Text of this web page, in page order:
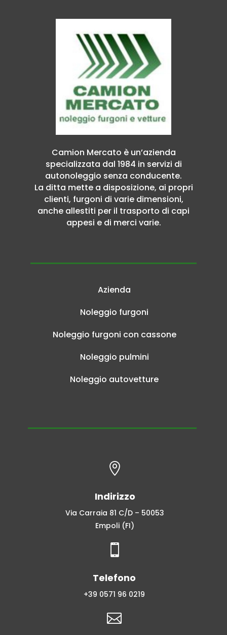
Camion Mercato è un’azienda
specializzata dal 1984 in servizi di
autonoleggio senza conducente.
La ditta mette a disposizione, ai propri
clienti, furgoni di varie dimensioni,
anche allestiti per il trasporto di capi
appesi e di merci varie.
Azienda
Noleggio furgoni
Noleggio furgoni con cassone
Noleggio pulmini
Noleggio autovetture

Indirizzo
Via Carraia 81 C/D – 50053
Empoli (FI)

Telefono
+39 0571 96 0219
